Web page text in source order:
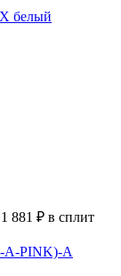
белый
1 881 ₽ в сплит
A-PINK)-A